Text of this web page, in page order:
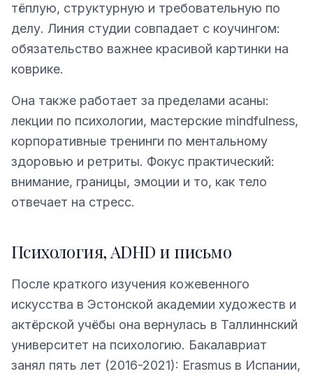
тёплую, структурную и требовательную по
делу. Линия студии совпадает с коучингом:
обязательство важнее красивой картинки на
коврике.
Она также работает за пределами асаны:
лекции по психологии, мастерские mindfulness,
корпоративные тренинги по ментальному
здоровью и ретриты. Фокус практический:
внимание, границы, эмоции и то, как тело
отвечает на стресс.
Психология, ADHD и письмо
После краткого изучения кожевенного
искусства в Эстонской академии художеств и
актёрской учёбы она вернулась в Таллиннский
университет на психологию. Бакалавриат
занял пять лет (2016-2021): Erasmus в Испании,